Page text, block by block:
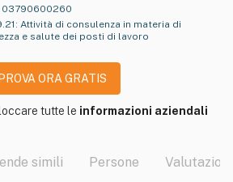
03790600260
: Attività di consulenza in materia di
e salute dei posti di lavoro
PROVA ORA GRATIS
tutte le informazioni aziendali
simili Persone Valutazioni